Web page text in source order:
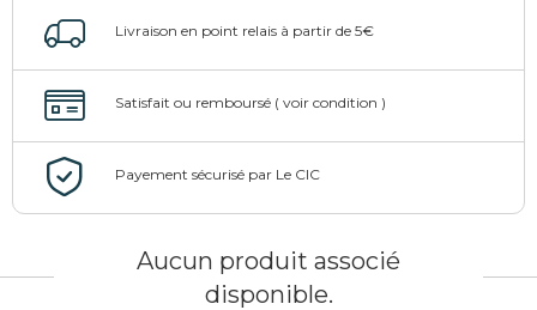
Aucun produit associé
disponible.